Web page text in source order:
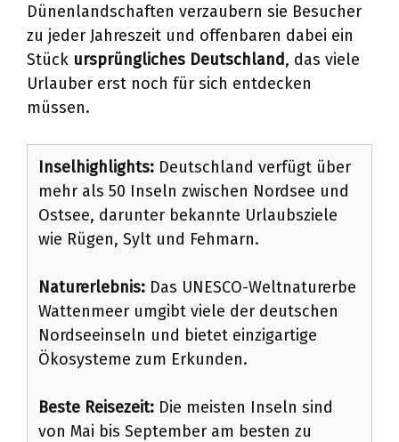
Dünenlandschaften verzaubern sie Besucher
zu jeder Jahreszeit und offenbaren dabei ein
Stück ursprüngliches Deutschland, das viele
Urlauber erst noch für sich entdecken
müssen.
Inselhighlights: Deutschland verfügt über
mehr als 50 Inseln zwischen Nordsee und
Ostsee, darunter bekannte Urlaubsziele
wie Rügen, Sylt und Fehmarn.
Naturerlebnis: Das UNESCO-Weltnaturerbe
Wattenmeer umgibt viele der deutschen
Nordseeinseln und bietet einzigartige
Ökosysteme zum Erkunden.
Beste Reisezeit: Die meisten Inseln sind
von Mai bis September am besten zu